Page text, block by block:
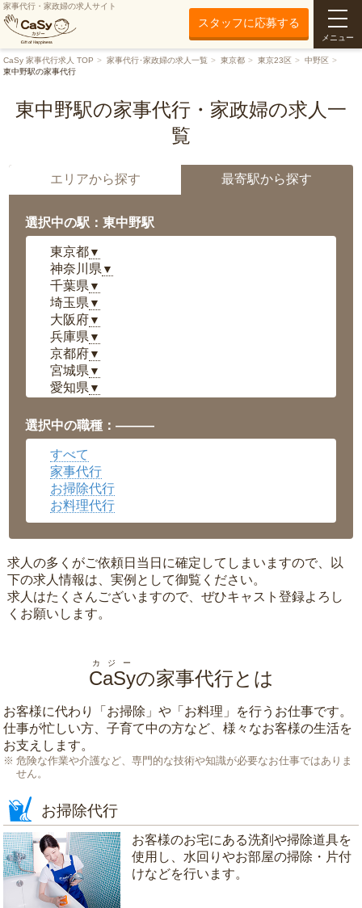
家事代行・家政婦の求人サイト
スタッフに応募する
メニュー
CaSy 家事代行求人 TOP 家事代行･家政婦の求人一覧 東京都 東京23区
中野区
東中野駅の家事代行
東中野駅の家事代行・家政婦の求人一
覧
エリアから探す 最寄駅から探す
選択中の駅：東中野駅
東京都▼
神奈川県 ▼
千葉県 ▼
埼玉県 ▼
大阪府▼
兵庫県 ▼
京都府▼
宮城県 ▼
愛知県 ▼
岡山県▼
広島県▼
沖縄県
選択中の職種：———
すべて
家事代行
お掃除代行
お料理代行
求人の多くがご依頼日当日に確定してしまいますので、以
下の求人情報は、実例として御覧ください。
求人はたくさんございますので、ぜひキャスト登録よろし
くお願いします。
CaSy
カジー
の家事代行とは
お客様に代わり「 お掃除 」や「 お料理 」を行うお仕事です。
仕事が忙しい方、子育て中の方など、様々なお客様の生活を
お支えします。
危険な作業や介護など、専門的な技術や知識が必要なお仕事ではありま
せん。
お掃除代行
お客様のお宅にある洗剤や掃除道具を
使用し、水回りやお部屋の掃除・片付
けなどを行います。